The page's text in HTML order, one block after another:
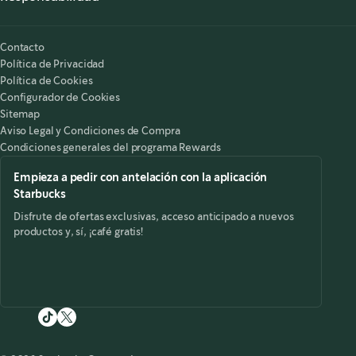
Contacto
Política de Privacidad
Política de Cookies
Configurador de Cookies
Sitemap
Aviso Legal y Condiciones de Compra
Condiciones generales del programa Rewards
Empieza a pedir con antelación con la aplicación
Starbucks
Disfrute de ofertas exclusivas, acceso anticipado a nuevos
productos y, sí, ¡café gratis!